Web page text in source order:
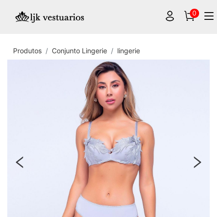
0
Produtos Conjunto Lingerie lingerie